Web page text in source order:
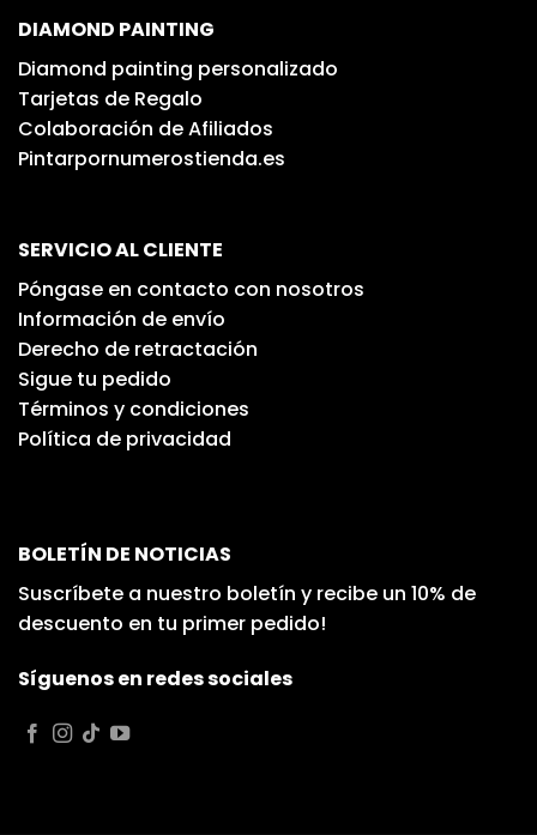
DIAMOND PAINTING
Diamond painting personalizado
Tarjetas de Regalo
Colaboración de Afiliados
Pintarpornumerostienda.es
SERVICIO AL CLIENTE
Póngase en contacto con nosotros
Información de envío
Derecho de retractación
Sigue tu pedido
Términos y condiciones
Política de privacidad
BOLETÍN DE NOTICIAS
Suscríbete a nuestro boletín y recibe un 10% de
descuento en tu primer pedido!
Síguenos en redes sociales